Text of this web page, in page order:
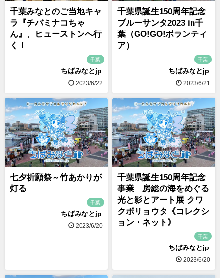
千葉みなとのご当地キャ
ラ『チバミナコちゃ
ん』、ヒューストンへ行
く！
千葉
ちばみなとjp
2023/6/22
千葉県誕生150周年記念
ブルーサンタ2023 in千
葉（GO!GO!ボランティ
ア）
千葉
ちばみなとjp
2023/6/21
七夕祈願祭～竹あかりが
灯る
千葉
ちばみなとjp
2023/6/20
千葉県誕生150周年記念
事業 房総の海をめぐる
光と影とアート展 クワ
クボリョウタ《コレクシ
ョン・ネット》
千葉
ちばみなとjp
2023/6/20